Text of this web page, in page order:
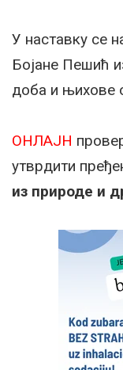
У наставку се
Бојане Пешић
доба и њихове
ОНЛАЈН
утврдити
из природе и